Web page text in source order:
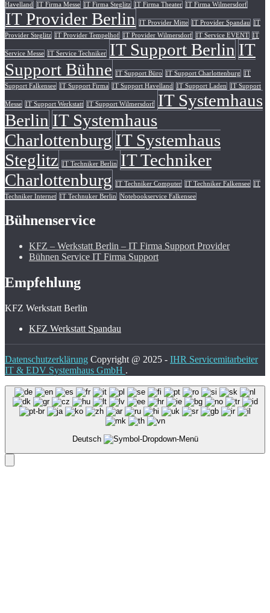
Havelland
IT Firma Messe IT Firma Steglitz IT Firma Theater IT Firma Wilmersdorf
IT Provider Berlin IT Provider Mitte IT Provider Spandau
IT
Provider Steglitz IT Provider Tempelhof IT Provider Wilmersdorf IT Service EVENT IT
Service Messe IT Service Techniker IT Support Berlin IT
Support Bühne
IT Support Büro IT Support Charlottenburg
IT
Support Falkensee IT Support Firma IT Support Havelland IT Support Laden IT Support
Messe IT Support Werkstatt IT Support Wilmersdorf
IT Systemhaus
Berlin IT Systemhaus
Charlottenburg IT Systemhaus
Steglitz
IT Techniker Berlin
IT Techniker
Charlottenburg
IT Techniker Computer IT Techniker Falkensee IT
Techniker Internet IT Technuker Berlin Notebookservice Falkensee
Bühnenservice
KFZ – Werkstatt Berlin – IT Firma Support Provider
Bühnen Service IT Firma Support
Empfehlung
KFZ Werkstatt Berlin
KFZ Werkstatt Spandau
Datenschutzerklärung Copyright @ 2025 - IHR Servicemitarbeiter
IT & EDV Systemhaus GmbH .
Deutsch